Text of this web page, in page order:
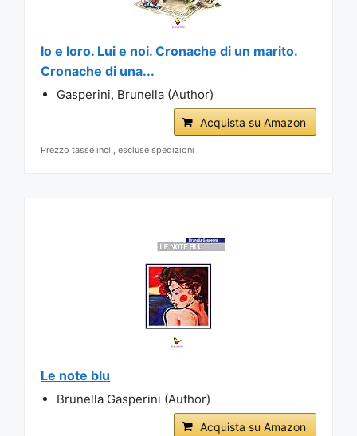
Io e loro. Lui e noi. Cronache di un marito.
Cronache di una...
Gasperini, Brunella (Author)
Acquista su Amazon
Prezzo tasse incl., escluse spedizioni
Le note blu
Brunella Gasperini (Author)
Acquista su Amazon